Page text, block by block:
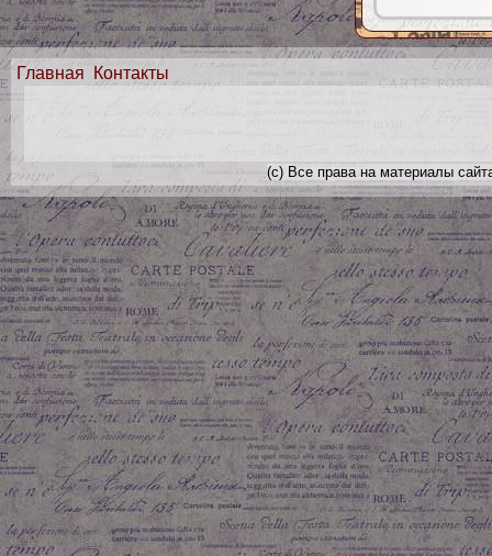
Главная Контакты
(с) Все права на материалы